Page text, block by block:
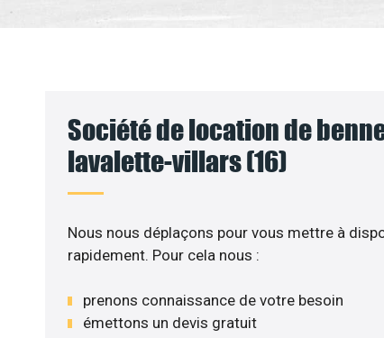
Société de location de
lavalette-villars (16)
Nous nous déplaçons pour vous mettre à
rapidement. Pour cela nous :
prenons connaissance de votre besoin
émettons un devis gratuit